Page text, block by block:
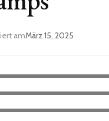
amMärz 15, 2025